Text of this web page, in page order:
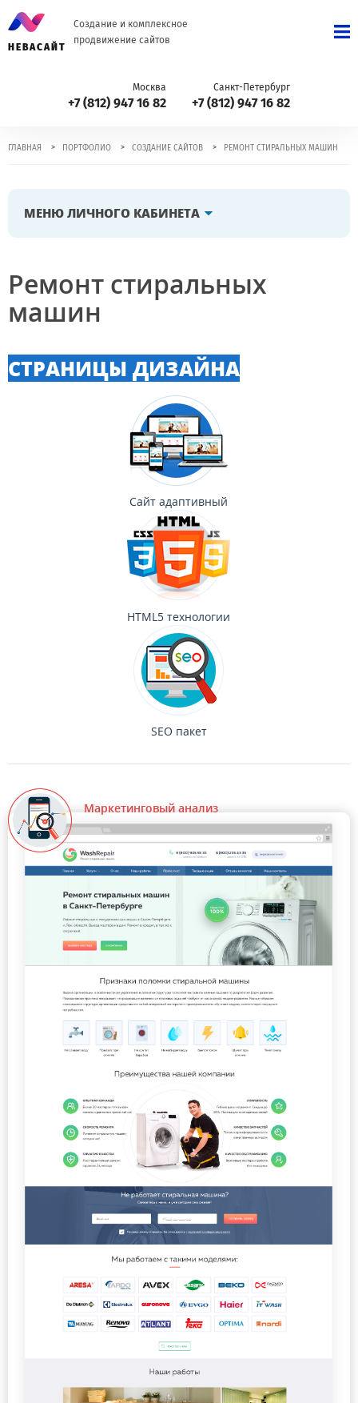
Создание и комплексное
продвижение сайтов
НЕВАСАЙТ
Москва
+7 (812) 947 16 82
Санкт-Петербург
+7 (812) 947 16 82
ГЛАВНАЯ > ПОРТФОЛИО > СОЗДАНИЕ САЙТОВ > РЕМОНТ СТИРАЛЬНЫХ МАШИН
МЕНЮ ЛИЧНОГО КАБИНЕТА
Ремонт стиральных
машин
СТРАНИЦЫ ДИЗАЙНА
Сайт адаптивный
HTML5 технологии
SEO пакет
Маркетинговый анализ